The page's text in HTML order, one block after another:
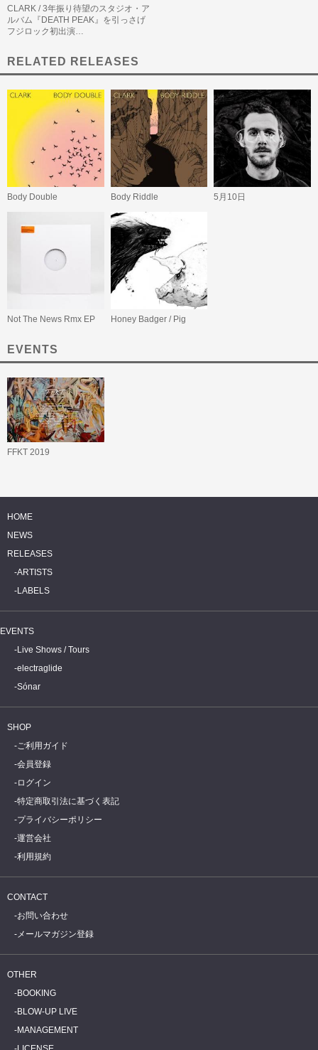
CLARK / 3年振り待望のスタジオ・ア
ルバム『DEATH PEAK』を引っさげ
フジロック初出演…
RELATED RELEASES
Body Double Body Riddle 5月10日
Not The News Rmx EP Honey Badger / Pig
EVENTS
FFKT 2019
HOME
NEWS
RELEASES
ARTISTS
LABELS
EVENTS
Live Shows / Tours
electraglide
Sónar
SHOP
ご利用ガイド
会員登録
ログイン
特定商取引法に基づく表記
プライバシーポリシー
運営会社
利用規約
CONTACT
お問い合わせ
メールマガジン登録
OTHER
BOOKING
BLOW-UP LIVE
MANAGEMENT